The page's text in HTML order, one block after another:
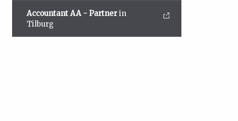
Accountant AA - Partner in
Tilburg